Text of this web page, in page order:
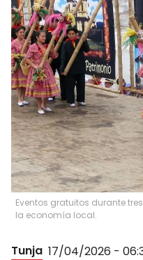
Eventos gratuitos durante
la economía local.
Tunja 17/04/2026 -